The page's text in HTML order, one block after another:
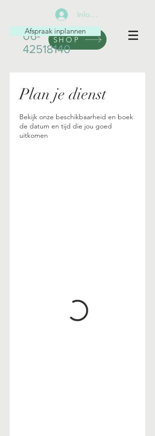
Inloggen
SHOP
06-
42518140
Afspraak inplannen
Plan je dienst
Bekijk onze beschikbaarheid en boek
de datum en tijd die jou goed
uitkomen